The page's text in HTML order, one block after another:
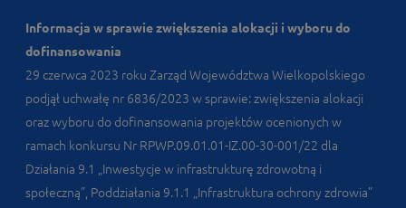
Informacja w sprawie zwiększenia alokacji i wyboru do
dofinansowania
29 czerwca 2023 roku Zarząd Województwa Wielkopolskiego
podjął uchwałę nr 6836/2023 w sprawie: zwiększenia alokacji
oraz wyboru do dofinansowania projektów ocenionych w
ramach konkursu Nr RPWP.09.01.01-IZ.00-30-001/22 dla
Działania 9.1 „Inwestycje w infrastrukturę zdrowotną i
społeczną”, Poddziałania 9.1.1 „Infrastruktura ochrony zdrowia”